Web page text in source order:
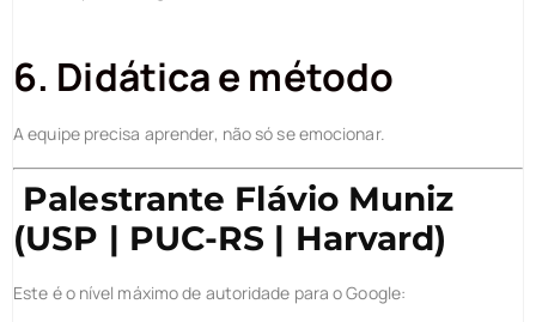
6. Didática e método
A equipe precisa aprender, não só se emocionar.
Palestrante Flávio Muniz
(USP | PUC-RS | Harvard)
Este é o nível máximo de autoridade para o Google: